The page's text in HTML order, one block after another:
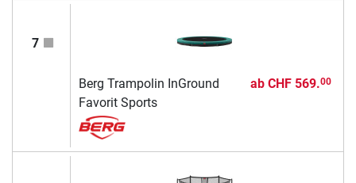
7
Berg Trampolin InGround
Favorit Sports
ab CHF 569.00